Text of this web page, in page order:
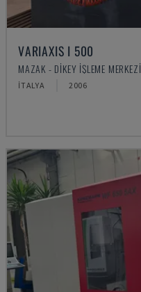
VARIAXIS I 500
MAZAK - DIKEY İŞLEME MERKEZI
İTALYA 2006